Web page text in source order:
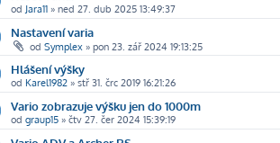
od Jara11 » ned 27. dub 2025 13:49:37
Nastavení varia
od Symplex » pon 23. zář 2024 19:13:25
Hlášení výšky
od Karel1982 » stř 31. črc 2019 16:21:26
Vario zobrazuje výšku jen do 1000m
od graup15 » čtv 27. čer 2024 15:39:19